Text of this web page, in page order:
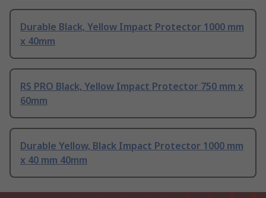
Durable Black, Yellow Impact Protector 1000 mm
x 40mm
RS PRO Black, Yellow Impact Protector 750 mm x
60mm
Durable Yellow, Black Impact Protector 1000 mm
x 40 mm 40mm